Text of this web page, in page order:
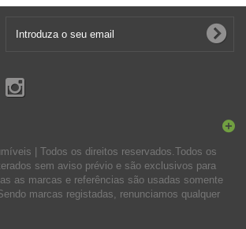
| Todos os direitos reservados.Todos os
sem aviso prévio e são exclusivos para
as marcas e referências são usadas somente
marcas registadas, renunciamos qualquer